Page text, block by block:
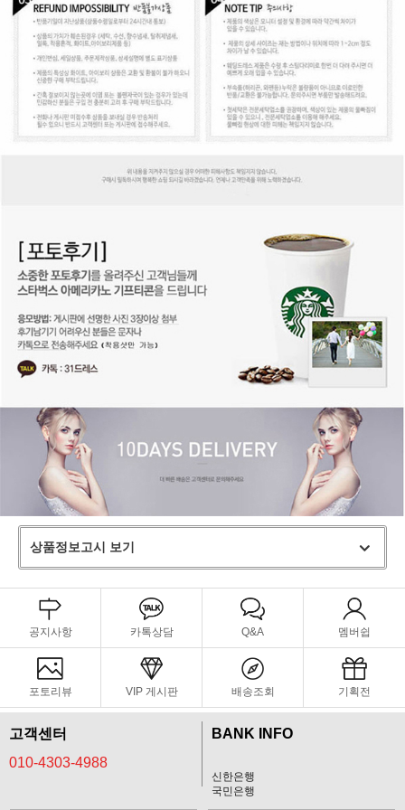
상품정보고시 보기
공지사항 카톡상담 Q&A 멤버쉽
포토리뷰 VIP 게시판 배송조회 기획전
고객센터
010-4303-4988
BANK INFO
신한은행
국민은행